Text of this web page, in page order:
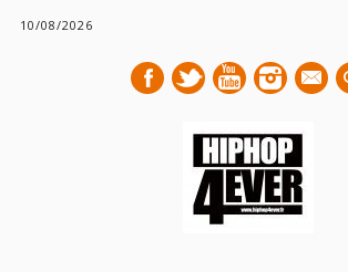
10/08/2026
mail